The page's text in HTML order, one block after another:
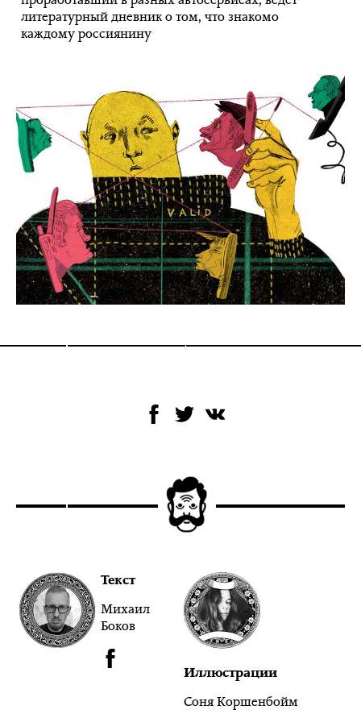
литературный дневник о том, что знакомо
каждому россиянину
Текст
Михаил
Боков
Иллюстрации
Соня Коршенбойм